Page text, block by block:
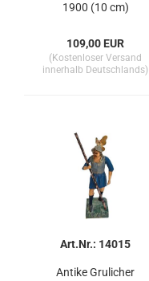
1900 (10 cm)
109,00 EUR
(Kostenloser Versand
innerhalb Deutschlands)
Art.Nr.: 14015
Antike Grulicher